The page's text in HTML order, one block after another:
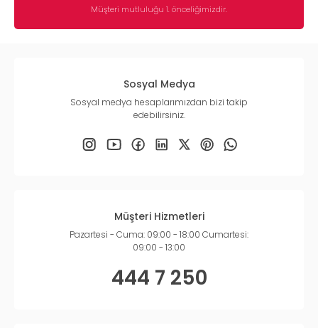
Müşteri mutluluğu 1. önceliğimizdir.
Sosyal Medya
Sosyal medya hesaplarımızdan bizi takip
edebilirsiniz.
Müşteri Hizmetleri
Pazartesi - Cuma: 09:00 - 18:00 Cumartesi:
09:00 - 13:00
444 7 250